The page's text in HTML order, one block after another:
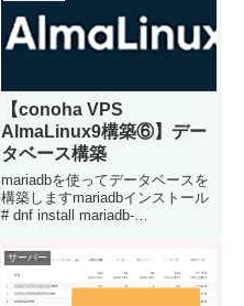
【conoha VPS
AlmaLinux9構築⑥】デー
タベース構築
mariadbを使ってデータベースを
構築しますmariadbインストール
# dnf install mariadb-
変更デフォルトの文字セットを
utf8mb4に変更します# vi
/etc/my.c...
サーバー